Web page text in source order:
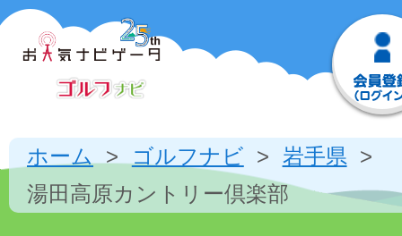
ホーム ゴルフナビ
岩手県
湯田高原カントリー倶楽部